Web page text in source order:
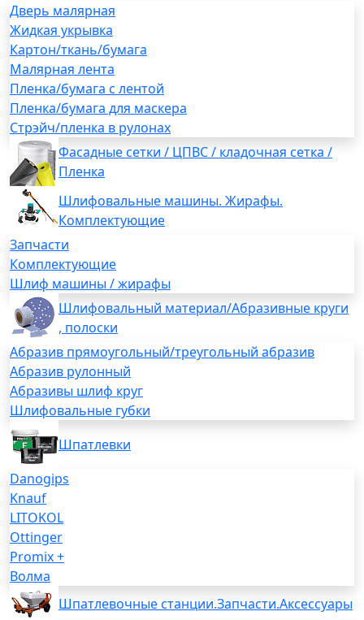
Дверь малярная
Жидкая укрывка
Картон/ткань/бумага
Малярная лента
Пленка/бумага с лентой
Пленка/бумага для маскера
Стрэйч/пленка в рулонах
Фасадные сетки / ЦПВС / кладочная сетка /
Пленка
Шлифовальные машины. Жирафы.
Комплектующие
Запчасти
Комплектующие
Шлиф машины / жирафы
Шлифовальный материал/Абразивные круги
, полоски
Абразив прямоугольный/треугольный абразив
Абразив рулонный
Абразивы шлиф круг
Шлифовальные губки
Шпатлевки
Danogips
Knauf
LITOKOL
Ottinger
Promix +
Волма
Шпатлевочные станции.Запчасти.Аксессуары